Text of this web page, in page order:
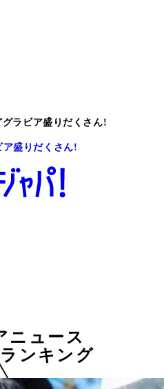
ラビア盛りだくさん!
ア盛りだくさん!
ニュース
ンキング